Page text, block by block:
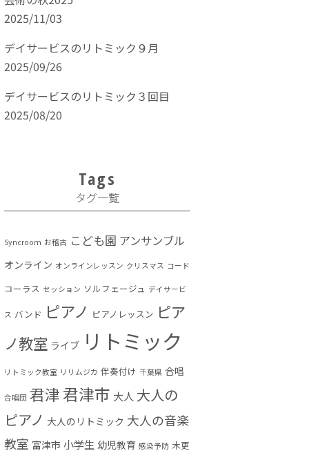
2025/11/03
デイサービスのリトミック９月
2025/09/26
デイサービスのリトミック３回目
2025/08/20
Tags
タグ一覧
Syncroom お稽古 こども園 アンサンブル
オンライン オンラインレッスン クリスマス コード
コーラス セッション ソルフェージュ デイサービ
ス バンド ピアノ ピアノレッスン ピア
ノ教室 ライブ リトミック
リトミック教室 リリムジカ 伴奏付け 千葉県 合唱
合唱団 君津君津市 大人 大人の
ピアノ 大人のリトミック 大人の音楽
教室 富津市 小学生 幼児教育 感染予防 木更